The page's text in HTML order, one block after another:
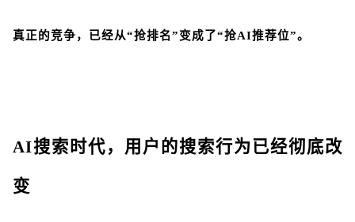
真正的竞争，已经从“抢排名”变成了“抢AI推荐位”。
AI搜索时代，用户的搜索行为已经彻底改
变